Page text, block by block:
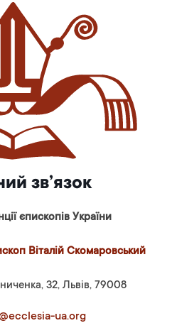
зв’язок
єпископів України
Віталій Скомаровський
32, Львів, 79008
ua.org